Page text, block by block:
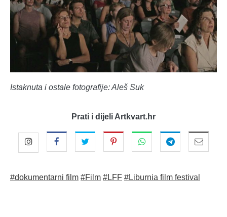
Istaknuta i ostale fotografije: Aleš Suk
Prati i dijeli Artkvart.hr
#dokumentarni film #Film #LFF #Liburnia film festival